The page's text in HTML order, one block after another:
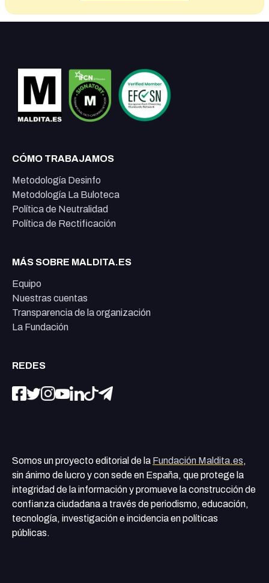
CÓMO TRABAJAMOS
Metodología Desinfo
Metodología La Buloteca
Política de Neutralidad
Política de Rectificación
MÁS SOBRE MALDITA.ES
Equipo
Nuestras cuentas
Transparencia de la organización
La Fundación
REDES
Somos un proyecto editorial de la Fundación Maldita.es,
sin ánimo de lucro y con sede en España, que protege la
integridad de la información y promueve la construcción de
confianza ciudadana a través de periodismo, educación,
tecnología, investigación e incidencia en políticas
públicas.